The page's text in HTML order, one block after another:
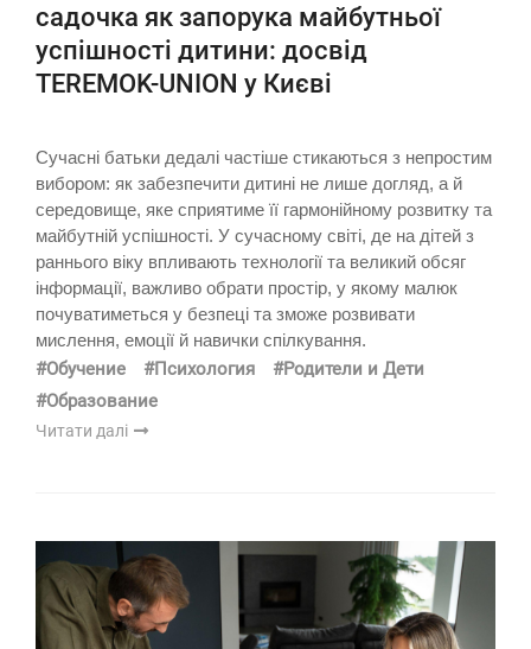
садочка як запорука майбутньої
успішності дитини: досвід
TEREMOK-UNION у Києві
Сучасні батьки дедалі частіше стикаються з непростим
вибором: як забезпечити дитині не лише догляд, а й
середовище, яке сприятиме її гармонійному розвитку та
майбутній успішності. У сучасному світі, де на дітей з
раннього віку впливають технології та великий обсяг
інформації, важливо обрати простір, у якому малюк
почуватиметься у безпеці та зможе розвивати
мислення, емоції й навички спілкування.
#Обучение #Психология
#Родители и Дети
#Образование
Читати далі